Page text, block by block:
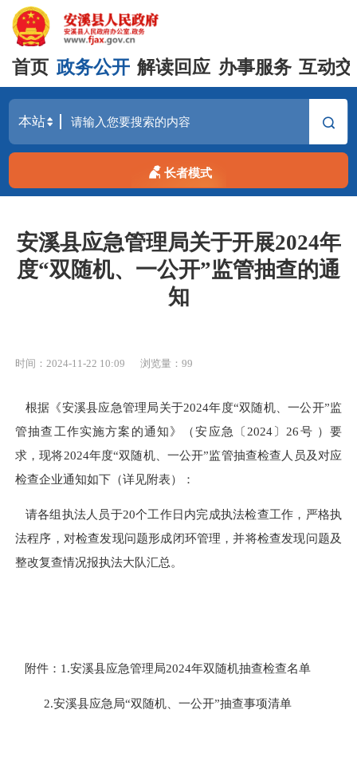
首页 政务公开 解读回应 办事服务 互动
长者模式
安溪县应急管理局关于开展2024年
度“双随机、一公开”监管抽查的通
知
时间：2024-11-22 10:09 浏览量： 99
根据《安溪县应急管理局关于2024年度“双随机、一公开”监
管抽查工作实施方案的通知》 （安应急 〔 2024〕 26号 ）要
求，现将2024年度“双随机、一公开”监管抽查检查 人员及 对应
检查企业通知如下 （详见附表） ：
请各组执法人员于20个工作日内完成执法检查工作， 严格执
法程序，对检查发现问题形成闭环管理，并将检查发现问题及
整改复查情况报执法大队汇总 。
附件： 1.安溪县应急管理局2024年双随机抽查检查名单
2.安溪县应急局“双随机、一公开”抽查事项清单